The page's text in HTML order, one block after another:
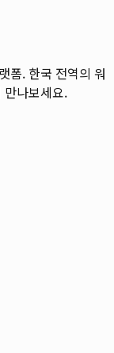
폼. 한국 전역의 워
만나보세요.